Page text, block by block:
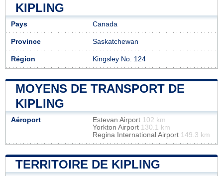
KIPLING
Pays Canada
Province Saskatchewan
Région Kingsley No. 124
MOYENS DE TRANSPORT DE
KIPLING
Aéroport Estevan Airport 102 km
Yorkton Airport 130.1 km
Regina International Airport 149.3 km
TERRITOIRE DE KIPLING